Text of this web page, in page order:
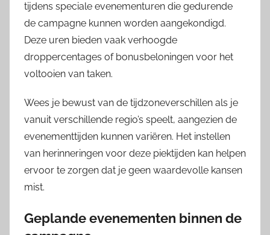
tijdens speciale evenementuren die gedurende
de campagne kunnen worden aangekondigd.
Deze uren bieden vaak verhoogde
droppercentages of bonusbeloningen voor het
voltooien van taken.
Wees je bewust van de tijdzoneverschillen als je
vanuit verschillende regio’s speelt, aangezien de
evenementtijden kunnen variëren. Het instellen
van herinneringen voor deze piektijden kan helpen
ervoor te zorgen dat je geen waardevolle kansen
mist.
Geplande evenementen binnen de